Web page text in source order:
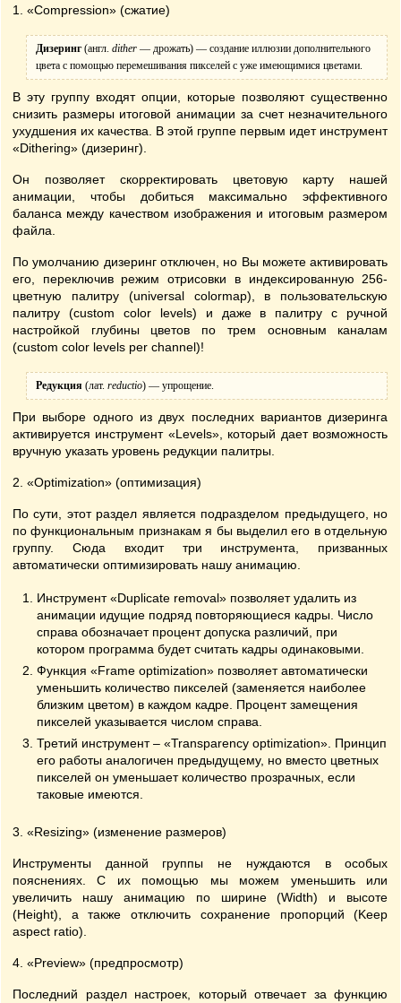
1. «Compression» (сжатие)
Дизеринг(англ. dither— дрожать) — создание иллюзии дополнительного
цвета с помощью перемешивания пикселей с уже имеющимися цветами.
В эту группу входят опции, которые позволяют существенно
снизить размеры итоговой анимации за счет незначительного
ухудшения их качества. В этой группе первым идет инструмент
«Dithering» (дизеринг).
Он позволяет скорректировать цветовую карту нашей
анимации, чтобы добиться максимально эффективного
баланса между качеством изображения и итоговым размером
файла.
По умолчанию дизеринг отключен, но Вы можете активировать
его, переключив режим отрисовки в индексированную 256-
цветную палитру (universal colormap), в пользовательскую
палитру (custom color levels) и даже в палитру с ручной
настройкой глубины цветов по трем основным каналам
(custom color levels per channel)!
Редукция (лат. reductio) — упрощение.
При выборе одного из двух последних вариантов дизеринга
активируется инструмент «Levels», который дает возможность
вручную указать уровень редукции палитры.
2. «Optimization» (оптимизация)
По сути, этот раздел является подразделом предыдущего, но
по функциональным признакам я бы выделил его в отдельную
группу. Сюда входит три инструмента, призванных
автоматически оптимизировать нашу анимацию.
Инструмент «Duplicate removal» позволяет удалить из
анимации идущие подряд повторяющиеся кадры. Число
справа обозначает процент допуска различий, при
котором программа будет считать кадры одинаковыми.
Функция «Frame optimization» позволяет автоматически
уменьшить количество пикселей (заменяется наиболее
близким цветом) в каждом кадре. Процент замещения
пикселей указывается числом справа.
Третий инструмент – «Transparency optimization». Принцип
его работы аналогичен предыдущему, но вместо цветных
пикселей он уменьшает количество прозрачных, если
таковые имеются.
3. «Resizing» (изменение размеров)
Инструменты данной группы не нуждаются в особых
пояснениях. С их помощью мы можем уменьшить или
увеличить нашу анимацию по ширине (Width) и высоте
(Height), а также отключить сохранение пропорций (Keep
aspect ratio).
4. «Preview» (предпросмотр)
Последний раздел настроек, который отвечает за функцию